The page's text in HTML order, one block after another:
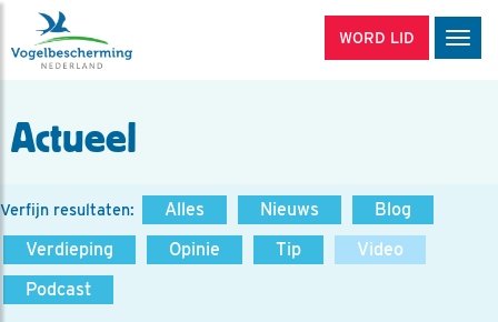
WORD LID
Actueel
Verfijn resultaten: Alles Nieuws
Blog
Verdieping
Opinie Tip
Video
Podcast